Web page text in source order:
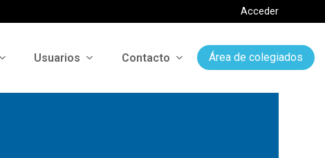
Acceder
Usuarios Contacto Área de colegiados